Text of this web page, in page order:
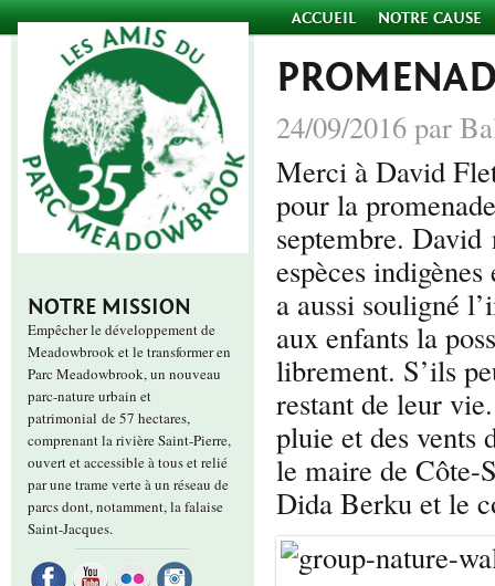
ACCUEIL NOTRE CAUSE
NOTRE MISSION
Empêcher le développement de
Meadowbrook et le transformer en
Parc Meadowbrook, un nouveau
parc-nature urbain et
patrimonial de 57 hectares,
comprenant la rivière Saint-Pierre,
ouvert et accessible à tous et relié
par une trame verte à un réseau de
parcs dont, notamment, la falaise
Saint-Jacques.
24/09/2016 par
Merci à David
pour la
septembre.
espèces
a aussi souligné
aux enfants la
librement. S’ils
restant de leur
pluie et des
le maire de
Dida Berku et le